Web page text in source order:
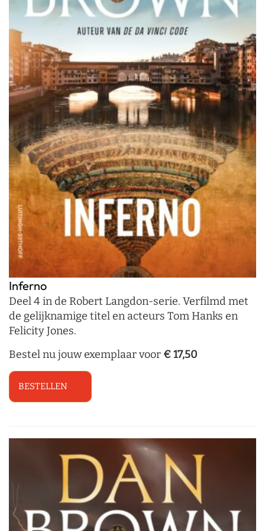
Inferno
Deel 4 in de Robert Langdon-serie. Verfilmd met
de gelijknamige titel en acteurs Tom Hanks en
Felicity Jones.
Bestel nu jouw exemplaar voor € 17,50
BESTELLEN